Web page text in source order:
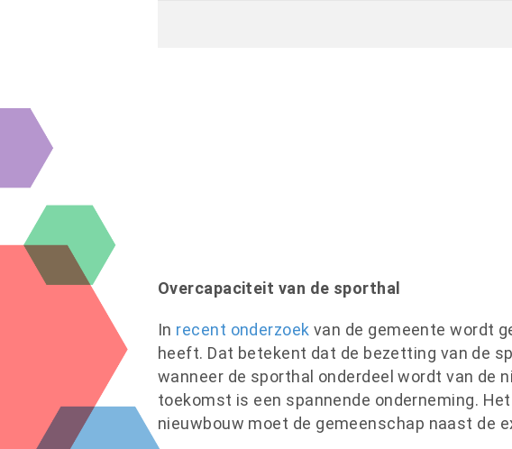
Overcapaciteit van de sporthal
In recent onderzoek van de gemeente wordt
heeft. Dat betekent dat de bezetting van de
wanneer de sporthal onderdeel wordt van de
toekomst is een spannende onderneming.
nieuwbouw moet de gemeenschap naast de